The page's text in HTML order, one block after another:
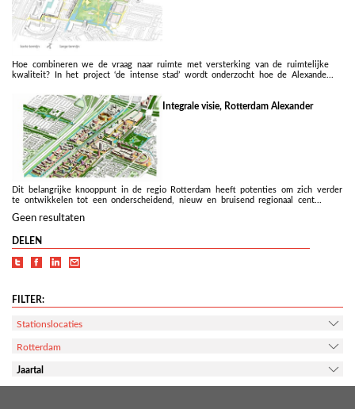
Hoe combineren we de vraag naar ruimte met versterking van de ruimtelijke
kwaliteit? In het project ‘de intense stad’ wordt onderzocht hoe de Alexande...
Integrale visie, Rotterdam Alexander
Dit belangrijke knooppunt in de regio Rotterdam heeft potenties om zich verder
te ontwikkelen tot een onderscheidend, nieuw en bruisend regionaal cent...
Geen resultaten
DELEN
FILTER:
Stationslocaties
Rotterdam
Jaartal